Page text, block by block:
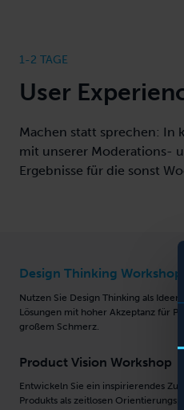
1-2 TAGE
User
Machen statt sprechen: In
mit unserer Moderations-
Ergebnisse für die sonst
Design Thinking Workshop
Nutzen Sie Design Thinking als
Lösungen mit hoher Akzeptanz für
großem Schmerz.
Product Vision Workshop
Entwickeln Sie ein inspirierendes
Produkts als zeitlosen